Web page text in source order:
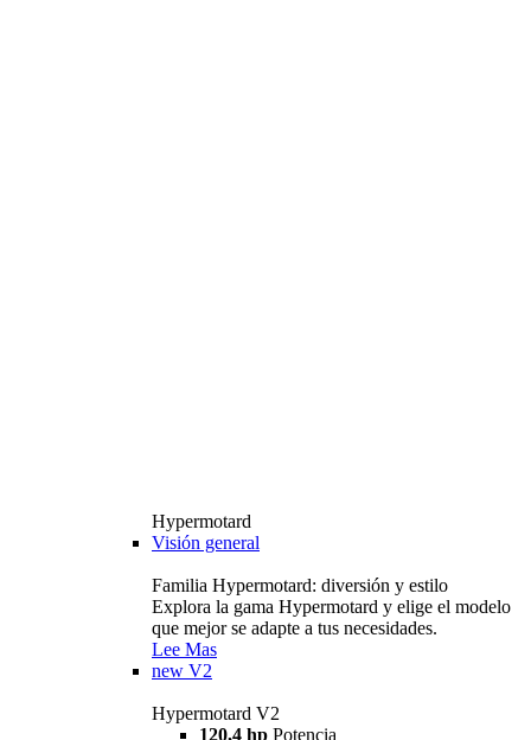
Hypermotard
Visión general
Familia Hypermotard: diversión y estilo
Explora la gama Hypermotard y elige el modelo
que mejor se adapte a tus necesidades.
Lee Mas
new V2
Hypermotard V2
120,4 hp Potencia